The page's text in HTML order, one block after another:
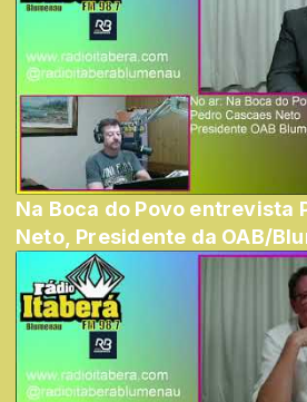
Na Boca do Povo entrevista
Neto, Presidente da OAB/